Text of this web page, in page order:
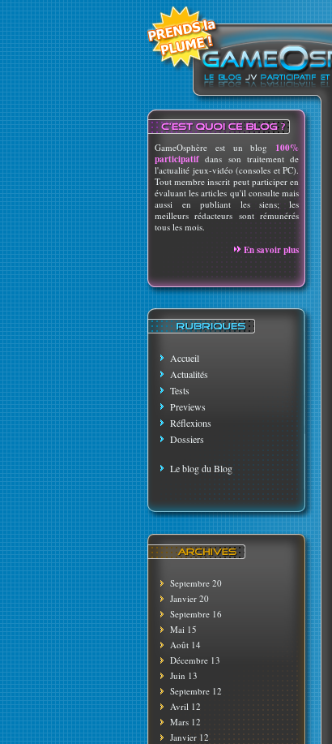
GameOsphère est un blog 100%
participatif dans son traitement de
l'actualité jeux-vidéo (consoles et PC).
Tout membre inscrit peut participer en
évaluant les articles qu'il consulte mais
aussi en publiant les siens; les
meilleurs rédacteurs sont rémunérés
tous les mois.
En savoir plus
Accueil
Actualités
Tests
Previews
Réflexions
Dossiers
Le blog du Blog
Septembre 20
Janvier 20
Septembre 16
Mai 15
Août 14
Décembre 13
Juin 13
Septembre 12
Avril 12
Mars 12
Janvier 12